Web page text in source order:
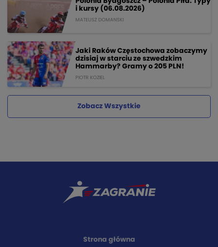
i kursy (06.08.2026)
MATEUSZ DOMANSKI
Jaki Raków Częstochowa zobaczymy
dzisiaj w starciu ze szwedzkim
Hammarby? Gramy o 205 PLN!
PIOTR KOZIEL
Zobacz Wszystkie
Strona główna